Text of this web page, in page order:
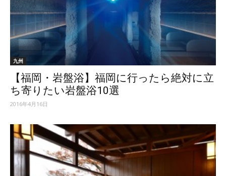
テ
ィ】
九州
【福岡・岩盤浴】福岡に行ったら絶対に立
ち寄りたい岩盤浴10選
2016年4月16日